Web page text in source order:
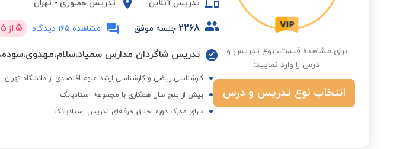
برای مشاهده قیمت، نوع تدریس و
درس را وارد نمایید:
انتخاب نوع تدریس و درس
تدریس آنلاین تدریس حضوری - تهران
2268 جلسه موفق مشاهده 165 دیدگاه 5 از 5
کارشناسی ریاضی و کارشناسی ارشد علوم اقتصادی از دانشگاه تهران
بیش از پنج سال همکاری با مجموعه استادبانک
دارای مدرک دوره اخلاق حرفه‌ای تدریس استادبانک